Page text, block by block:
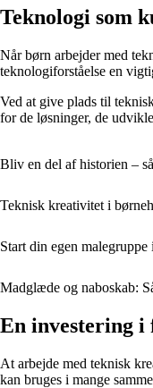
Teknologi som
Når børn arbejder med
teknologiforståelse en
Ved at give plads til
for de løsninger, de
Bliv en del af historien –
Teknisk kreativitet i
Start din egen
Madglæde og naboskab:
En investering i
At arbejde med teknisk
kan bruges i mange